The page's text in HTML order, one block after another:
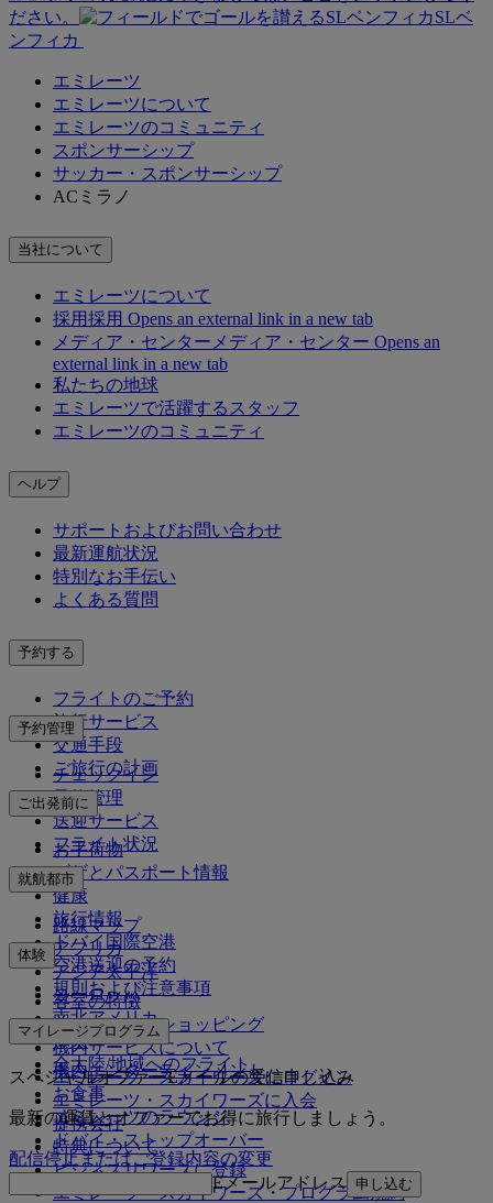
ださい。
SLベ
ンフィカ
エミレーツ
エミレーツについて
エミレーツのコミュニティ
スポンサーシップ
サッカー・スポンサーシップ
ACミラノ
当社について
エミレーツについて
採用採用 Opens an external link in a new tab
メディア・センター メディア・センター Opens an
external link in a new tab
私たちの地球
エミレーツで活躍するスタッフ
エミレーツのコミュニティ
ヘルプ
サポートおよびお問い合わせ
最新運航状況
特別なお手伝い
よくある質問
予約する
フライトのご予約
旅行サービス
交通手段
ご旅行の計画
予約管理
チェックイン
予約管理
送迎サービス
フライト状況
ご出発前に
お手荷物
ビザとパスポート情報
健康
旅行情報
ドバイ国際空港
空港送迎の予約
規則および注意事項
就航都市
路線マップ
アフリカ
アジア太平洋
ヨーロッパ
南北アメリカ
中東
全大陸/地域へのフライト
体験
客室の特徴
エミレーツでショッピング
機内サービスについて
機内エンターテインメント
お食事
エミレーツのラウンジ
ドバイ・ストップオーバー
マイレージプログラム
エミレーツ・スカイワーズにログイン
エミレーツ・スカイワーズに入会
提携会社
特典について
ビジネスリワーズに登録
エミレーツ・スカイワーズ・プログラム規約
スペシャルオファーEメールの受信申し込み
最新の運賃とオファーでお得に旅行しましょう。
配信停止またはご登録内容の変更
Eメールアドレス 申し込む